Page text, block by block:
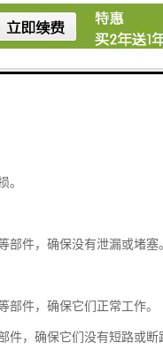
。
部件，确保没有泄漏或堵塞
件，确保它们正常工作。
件，确保它们没有短路或断